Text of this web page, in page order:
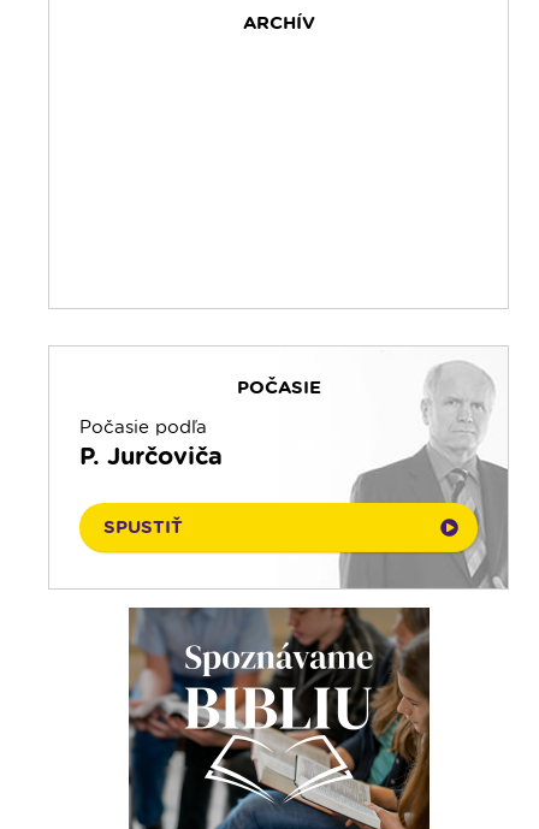
23:30
Infolumen - repríza
ARCHÍV
POČASIE
Počasie podľa
P. Jurčoviča
SPUSTIŤ